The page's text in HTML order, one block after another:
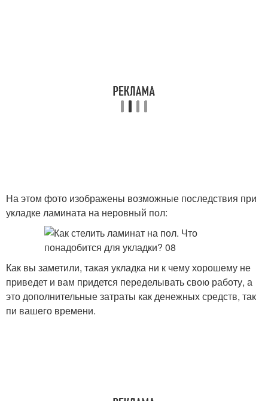
На этом фото изображены возможные последствия при
укладке ламината на неровный пол:
Как вы заметили, такая укладка ни к чему хорошему не
приведет и вам придется переделывать свою работу, а
это дополнительные затраты как денежных средств, так
пи вашего времени.